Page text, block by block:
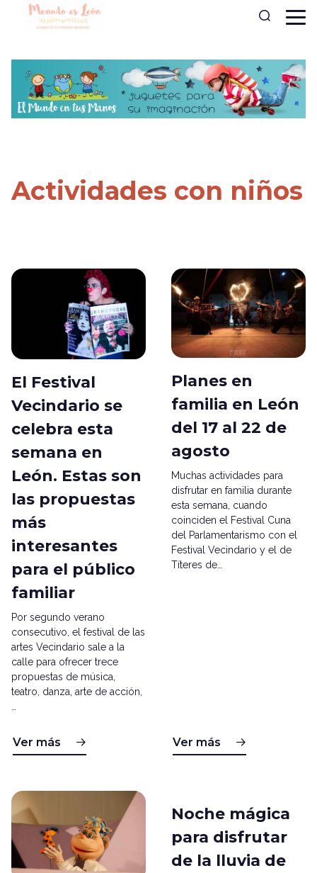
Actividades con niños
El Festival
Vecindario se
celebra esta
semana en
León. Estas son
las propuestas
más
interesantes
para el público
familiar
Por segundo verano
consecutivo, el festival de las
artes Vecindario sale a la
calle para ofrecer trece
propuestas de música,
teatro, danza, arte de acción,
Ver más
Planes en
familia en León
del 17 al 22 de
agosto
Muchas actividades para
disfrutar en familia durante
esta semana, cuando
coinciden el Festival Cuna
del Parlamentarismo con el
Festival Vecindario y el de
Títeres de…
Ver más
Noche mágica
para disfrutar
de la lluvia de